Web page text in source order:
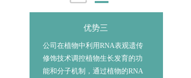
公司在植物中利用RNA表观遗传
修饰技术调控植物生长发育的功
能和分子机制，通过植物的RNA
优势三